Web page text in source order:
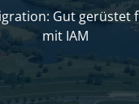
Gut gerüstet
mit IAM